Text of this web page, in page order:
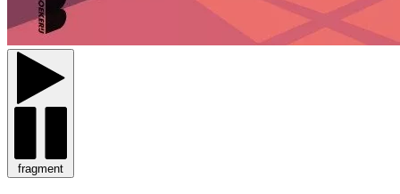
fragment